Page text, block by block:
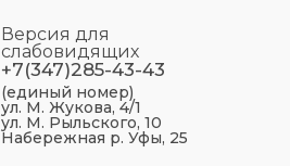
Версия для
слабовидящих
+7(347)285-43-43
(единый номер)
ул. М. Жукова, 4/1
ул. М. Рыльского, 10
Набережная р. Уфы, 25